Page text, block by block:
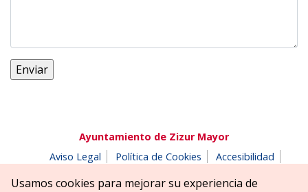
Ayuntamiento de Zizur Mayor
Aviso Legal
Política de Cookies
Accesibilidad
Usamos cookies para mejorar su experiencia de